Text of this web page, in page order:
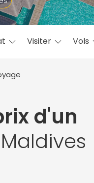
Visiter Vols
d'un
Octobre